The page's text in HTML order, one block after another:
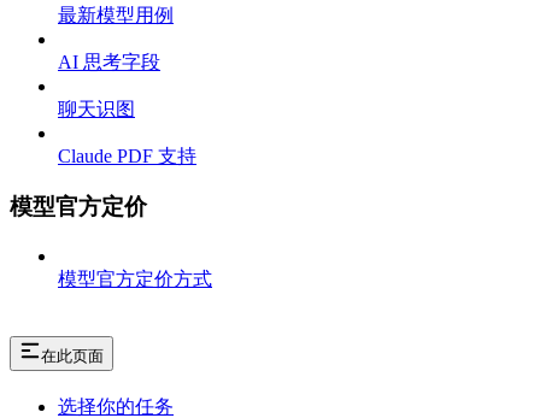
最新模型用例
AI 思考字段
聊天识图
Claude PDF 支持
模型官方定价
模型官方定价方式
在此页面
选择你的任务